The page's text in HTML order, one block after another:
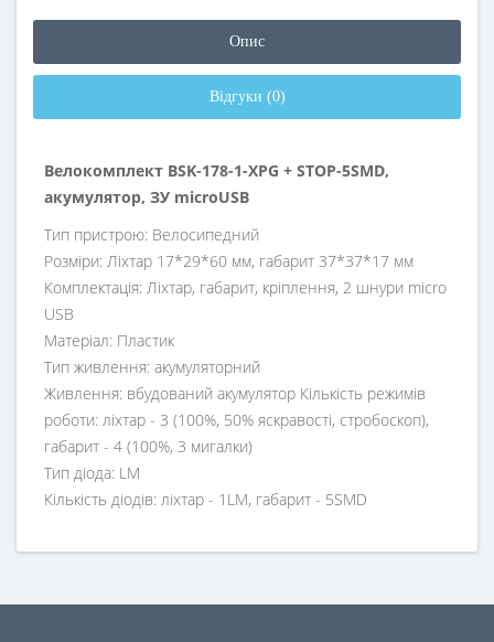
Опис
Відгуки (0)
Велокомплект BSK-178-1-XPG + STOP-5SMD,
акумулятор, ЗУ microUSB
Тип пристрою: Велосипедний
Розміри: Ліхтар 17*29*60 мм, габарит 37*37*17 мм
Комплектація: Ліхтар, габарит, кріплення, 2 шнури micro
USB
Матеріал: Пластик
Тип живлення: акумуляторний
Живлення: вбудований акумулятор Кількість режимів
роботи: ліхтар - 3 (100%, 50% яскравості, стробоскоп),
габарит - 4 (100%, 3 мигалки)
Тип діода: LM
Кількість діодів: ліхтар - 1LM, габарит - 5SMD